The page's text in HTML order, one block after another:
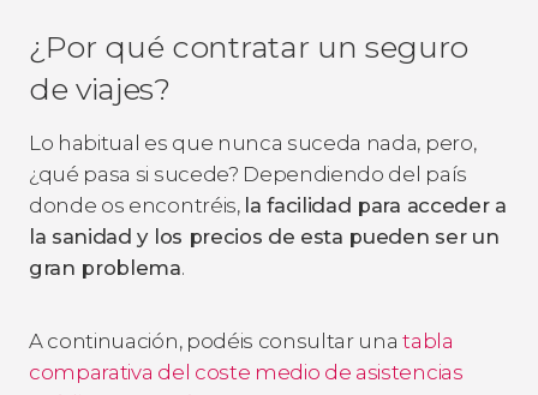
¿Por qué contratar un seguro
de viajes?
Lo habitual es que nunca suceda nada, pero,
¿qué pasa si sucede? Dependiendo del país
donde os encontréis, la facilidad para acceder a
la sanidad y los precios de esta pueden ser un
gran problema.
A continuación, podéis consultar unatabla
comparativa del coste medio de asistencias